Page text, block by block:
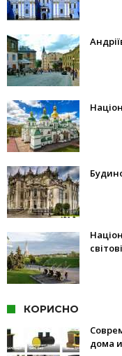
КОРИСНО
дома